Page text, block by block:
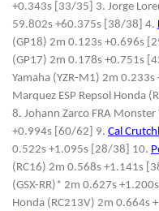
+0.343s [33/35] 3. Jorge
59.802s +60.375s [38/38] 4.
(GP18) 2m 0.123s +0.696s
(GP17) 2m 0.178s +0.751s
Yamaha (YZR-M1) 2m
Marquez ESP Repsol Honda
8. Johann Zarco FRA
+0.994s [60/62] 9. Cal
0.522s +1.095s [28/38] 10.
(RC16) 2m 0.568s +1.141s
(GSX-RR)* 2m 0.627s
Honda (RC213V) 2m 0.664s